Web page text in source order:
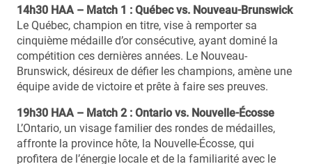
14h30 HAA – Match 1 : Québec vs. Nouveau-Brunswick
Le Québec, champion en titre, vise à remporter sa
cinquième médaille d’or consécutive, ayant dominé la
compétition ces dernières années. Le Nouveau-
Brunswick, désireux de défier les champions, amène une
équipe avide de victoire et prête à faire ses preuves.
19h30 HAA – Match 2 : Ontario vs. Nouvelle-Écosse
L’Ontario, un visage familier des rondes de médailles,
affronte la province hôte, la Nouvelle-Écosse, qui
profitera de l’énergie locale et de la familiarité avec le